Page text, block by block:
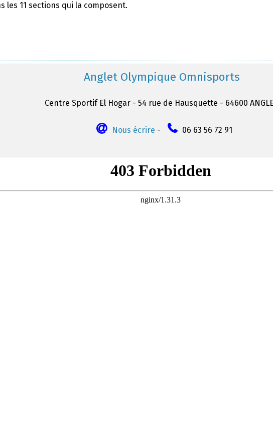
les 11 sections qui la composent.
Anglet Olympique Omnisports
Centre Sportif El Hogar - 54 rue de Hausquette - 64600
Nous écrire - 06 63 56 72 91